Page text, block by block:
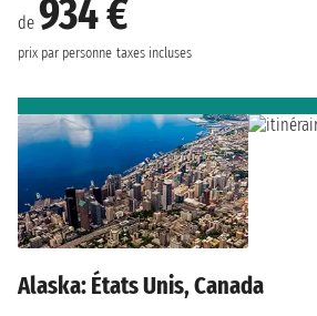
de 934 €
prix par personne taxes incluses
Alaska: États Unis, Canada